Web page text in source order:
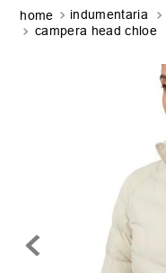
indumentaria
campera head chloe
.
basquet